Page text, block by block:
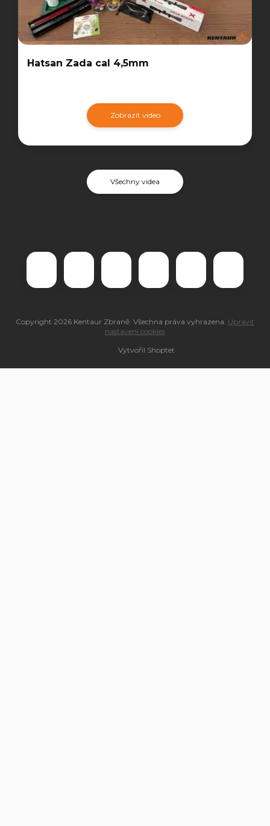
Hatsan Zada cal 4,5mm
Zobrazit video
Všechny videa
Vytvořil Shoptet
Copyright 2026 Kentaur Zbraně. Všechna práva vyhrazena. Upravit
nastavení cookies